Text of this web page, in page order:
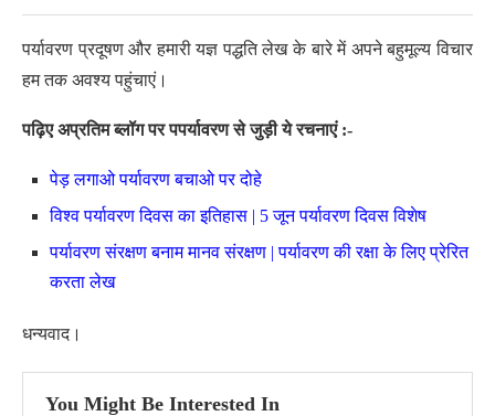
पर्यावरण प्रदूषण और हमारी यज्ञ पद्धति लेख के बारे में अपने बहुमूल्य विचार
हम तक अवश्य पहुंचाएं।
पढ़िए अप्रतिम ब्लॉग पर पपर्यावरण से जुड़ी ये रचनाएं :-
पेड़ लगाओ पर्यावरण बचाओ पर दोहे
विश्व पर्यावरण दिवस का इतिहास | 5 जून पर्यावरण दिवस विशेष
पर्यावरण संरक्षण बनाम मानव संरक्षण | पर्यावरण की रक्षा के लिए प्रेरित
करता लेख
धन्यवाद।
You Might Be Interested In